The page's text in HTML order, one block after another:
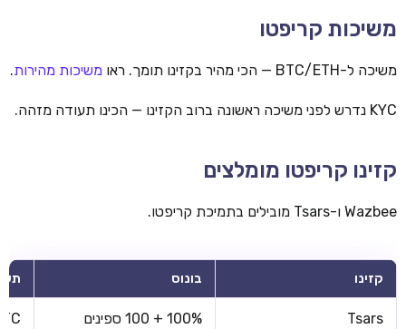
משיכות קריפטו
משיכה ל-BTC/ETH — הכי מהיר בקזינו תומך. ראו משיכות מהירות.
KYC נדרש לפני משיכה ראשונה ברוב הקזינו — הכינו תעודה מזהה.
קזינו קריפטו מומלצים
Wazbee ו-Tsars מובילים בתמיכת קריפטו.
קזינו בונוס
Tsars 100% + 100 ספינים